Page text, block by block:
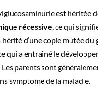
est héritée
récessive, ce qui
d’une copie mutée du
qui a entraîné le
Les parents sont
symptôme de la maladie.